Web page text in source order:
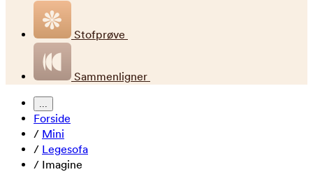
Stofprøve
Sammenligner
...
Forside
/ Mini
/ Legesofa
/ Imagine